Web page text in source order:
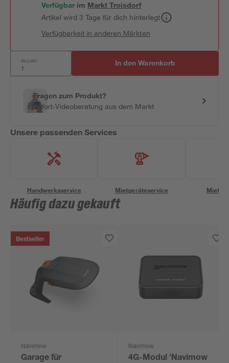
Verfügbar im MarktTroisdorf
Artikel wird 3 Tage für dich hinterlegt
Verfügbarkeit in anderen Märkten
Anzahl: In den Warenkorb
Fragen zum Produkt?
Sofort-Videoberatung aus dem Markt
Unsere passenden Services
Handwerksservice Mietgeräteservice
Häufig dazu gekauft
Bestseller
Navimow
Garage für
Navimow
4G-Modul 'Navimow